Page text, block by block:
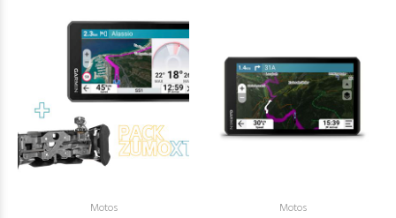
Motos Motos